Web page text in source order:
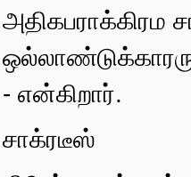
அதிகபராக்கிரம
- என்கிறார்.
சாக்ரடீஸ்